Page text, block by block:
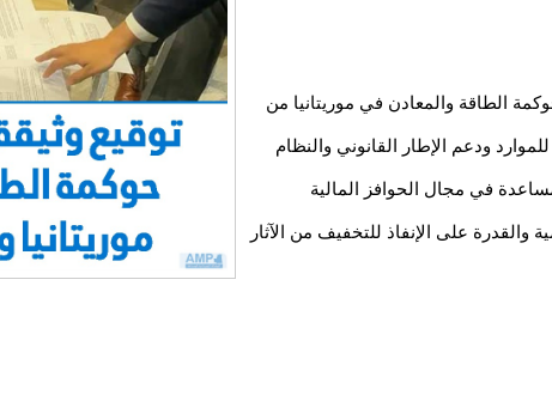
الطاقة والمعادن في موريتانيا من
ودعم الإطار القانوني والنظام
في مجال الحوافز المالية
والقدرة على الإنفاذ للتخفيف من الآثار